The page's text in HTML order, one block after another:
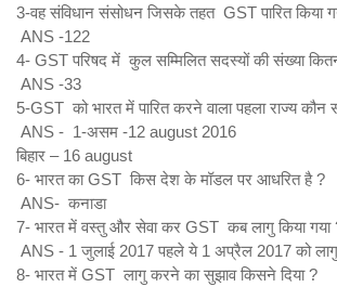
3-वह संविधान संसोधन जिसके तहत GST पारित किया
ANS -122
4- GST परिषद में कुल सम्मिलित सदस्यों की संख्या
ANS -33
5-GST को भारत में पारित करने वाला पहला राज्य कौन
ANS - 1-असम -12 august 2016
बिहार – 16 august
6- भारत का GST किस देश के मॉडल पर आधरित है ?
ANS- कनाडा
7- भारत में वस्तु और सेवा कर GST कब लागु किया गया
ANS - 1 जुलाई 2017 पहले ये 1 अप्रैल 2017 को लागु
8- भारत में GST लागु करने का सुझाव किसने दिया ?